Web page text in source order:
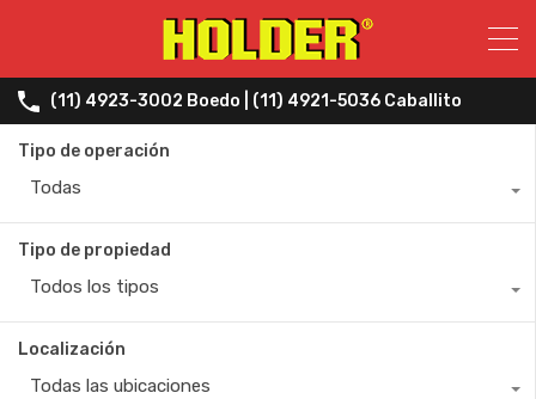
(11) 4923-3002 Boedo | (11) 4921-5036 Caballito
Tipo de operación
Todas
Tipo de propiedad
Todos los tipos
Localización
Todas las ubicaciones